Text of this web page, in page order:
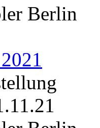
Berlin